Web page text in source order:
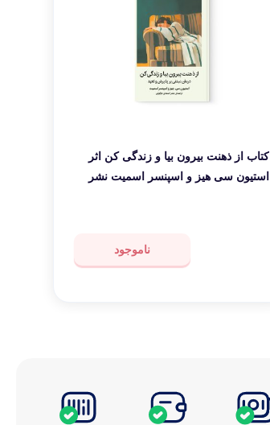
کتاب از ذهنت بیرون بیا و زندگی کن اثر
استیون سی هیز و اسپنسر اسمیت نشر
ناموجود